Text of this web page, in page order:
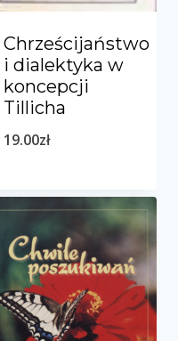
Chrześcijaństwo
i dialektyka w
koncepcji
Tillicha
19.00zł